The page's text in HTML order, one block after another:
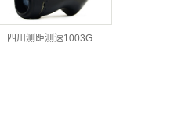
四川测距测速1003G